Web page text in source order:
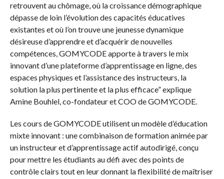
retrouvent au chômage, où la croissance démographique
dépasse de loin l’évolution des capacités éducatives
existantes et où l’on trouve une jeunesse dynamique
désireuse d’apprendre et d’acquérir de nouvelles
compétences, GOMYCODE apporte à travers le mix
innovant d’une plateforme d’apprentissage en ligne, des
espaces physiques et l’assistance des instructeurs, la
solution la plus pertinente et la plus efficace” explique
Amine Bouhlel, co-fondateur et COO de GOMYCODE.
Les cours de GOMYCODE utilisent un modèle d’éducation
mixte innovant : une combinaison de formation animée par
un instructeur et d’apprentissage actif autodirigé, conçu
pour mettre les étudiants au défi avec des points de
contrôle clairs tout en leur donnant la flexibilité de maîtriser